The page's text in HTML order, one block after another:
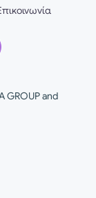
GROUP and